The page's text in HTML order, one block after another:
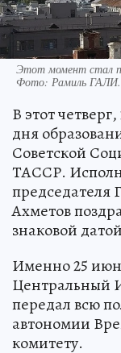
Этот момент стал
Фото: Рамиль ГАЛИ.
В этот
дня
Советской
ТАССР.
председателя
Ахметов
знаковой датой
Именно 25
Центральный
передал всю
автономии
комитету.